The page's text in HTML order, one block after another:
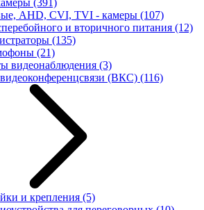
(391)
AHD, CVI, TVI - камеры (107)
и вторичного питания (12)
(135)
(21)
видеонаблюдения (3)
(ВКС) (116)
и крепления (5)